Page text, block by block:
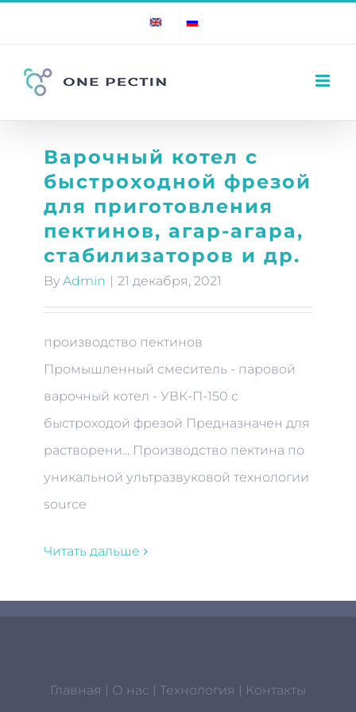
content
EnglishRussian
Варочный котел с
быстроходной фрезой
для приготовления
пектинов, агар-агара,
стабилизаторов и др.
By Admin | 21 декабря, 2021
производство пектинов
Промышленный смеситель - паровой
варочный котел - УВК-П-150 c
быстроходой фрезой Предназначен для
растворени... Производство пектина по
уникальной ультразвуковой технологии
source
Читать дальше
Главная | О нас | Технология | Контакты